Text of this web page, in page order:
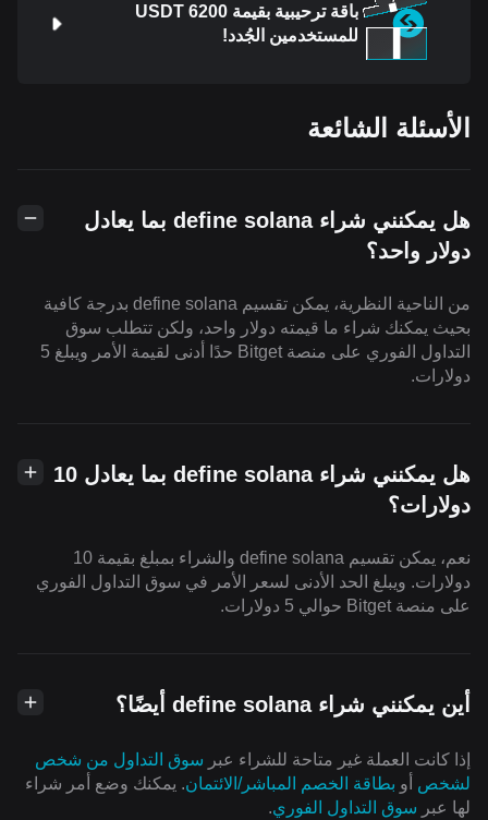
باقة ترحيبية بقيمة 6200 USDT
للمستخدمين الجُدد!
الأسئلة الشائعة
هل يمكنني شراء define solana بما يعادل
دولار واحد؟
من الناحية النظرية، يمكن تقسيم define solana بدرجة كافية
بحيث يمكنك شراء ما قيمته دولار واحد، ولكن تتطلب سوق
التداول الفوري على منصة Bitget حدًا أدنى لقيمة الأمر ويبلغ 5
دولارات.
هل يمكنني شراء define solana بما يعادل 10
دولارات؟
نعم، يمكن تقسيم define solana والشراء بمبلغ بقيمة 10
دولارات. ويبلغ الحد الأدنى لسعر الأمر في سوق التداول الفوري
على منصة Bitget حوالي 5 دولارات.
أين يمكنني شراء define solana أيضًا؟
إذا كانت العملة غير متاحة للشراء عبر سوق التداول من شخص
لشخص أو بطاقة الخصم المباشر/الائتمان. يمكنك وضع أمر شراء
لها عبر سوق التداول الفوري.